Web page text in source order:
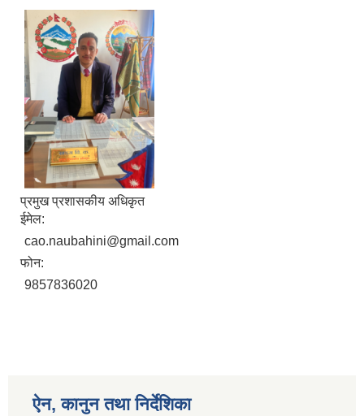
प्रमुख प्रशासकीय अधिकृत
ईमेल:
cao.naubahini@gmail.com
फोन:
9857836020
ऐन, कानुन तथा निर्देशिका